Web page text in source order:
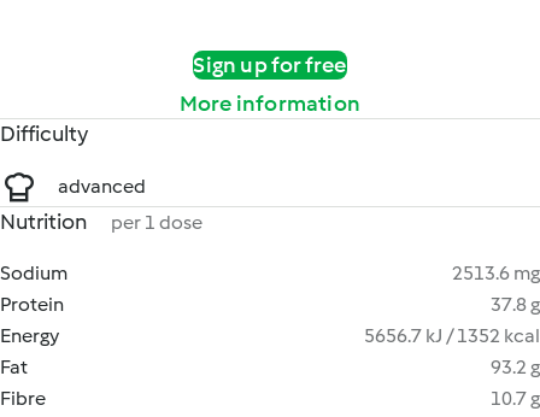
Sign up for free
More information
Difficulty
advanced
Nutrition per 1 dose
Sodium
2513.6 mg
Protein
37.8 g
Energy
5656.7 kJ / 1352 kcal
Fat
93.2 g
Fibre
10.7 g